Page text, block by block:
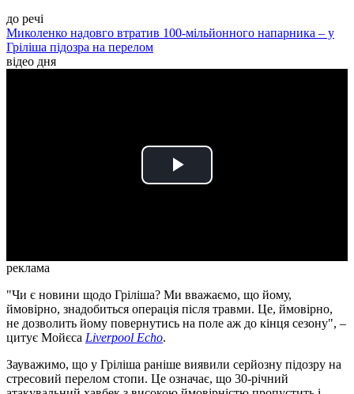
до речі
Миколенко надовго втратив 100-мільйонного напарника – у
Гріліша підозра на перелом
відео дня
Play
реклама
"Чи є новини щодо Гріліша? Ми вважаємо, що йому,
ймовірно, знадобиться операція після травми. Це, ймовірно,
не дозволить йому повернутись на поле аж до кінця сезону", –
цитує Мойєса Liverpool Echo.
Зауважимо, що у Гріліша раніше виявили серйозну підозру на
стресовий перелом стопи. Це означає, що 30-річний